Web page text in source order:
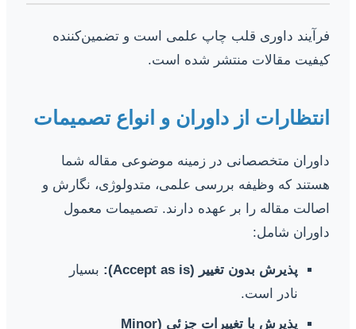
فرآیند داوری قلب چاپ علمی است و تضمین‌کننده
کیفیت مقالات منتشر شده است.
انتظارات از داوران و انواع تصمیمات
داوران متخصصانی در زمینه موضوعی مقاله شما
هستند که وظیفه بررسی علمی، متدولوژی، نگارش و
اصالت مقاله را بر عهده دارند. تصمیمات معمول
داوران شامل:
پذیرش بدون تغییر (Accept as is):
بسیار
نادر است.
پذیرش با تغییرات جزئی (Minor